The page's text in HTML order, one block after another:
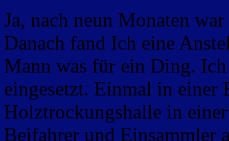
Ja, nach neun Monaten
Danach fand Ich eine
Mann was für ein Ding.
eingesetzt. Einmal in einer
Holztrockungshalle in
Beifahrer und Einsammler